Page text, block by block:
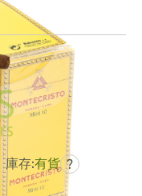
庫存:有貨 ?